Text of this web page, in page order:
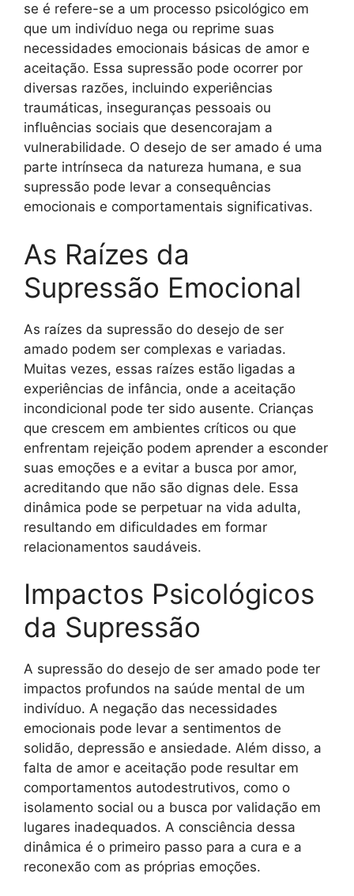
se é refere-se a um processo psicológico em
que um indivíduo nega ou reprime suas
necessidades emocionais básicas de amor e
aceitação. Essa supressão pode ocorrer por
diversas razões, incluindo experiências
traumáticas, inseguranças pessoais ou
influências sociais que desencorajam a
vulnerabilidade. O desejo de ser amado é uma
parte intrínseca da natureza humana, e sua
supressão pode levar a consequências
emocionais e comportamentais significativas.
As Raízes da
Supressão Emocional
As raízes da supressão do desejo de ser
amado podem ser complexas e variadas.
Muitas vezes, essas raízes estão ligadas a
experiências de infância, onde a aceitação
incondicional pode ter sido ausente. Crianças
que crescem em ambientes críticos ou que
enfrentam rejeição podem aprender a esconder
suas emoções e a evitar a busca por amor,
acreditando que não são dignas dele. Essa
dinâmica pode se perpetuar na vida adulta,
resultando em dificuldades em formar
relacionamentos saudáveis.
Impactos Psicológicos
da Supressão
A supressão do desejo de ser amado pode ter
impactos profundos na saúde mental de um
indivíduo. A negação das necessidades
emocionais pode levar a sentimentos de
solidão, depressão e ansiedade. Além disso, a
falta de amor e aceitação pode resultar em
comportamentos autodestrutivos, como o
isolamento social ou a busca por validação em
lugares inadequados. A consciência dessa
dinâmica é o primeiro passo para a cura e a
reconexão com as próprias emoções.